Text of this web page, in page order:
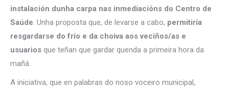
instalación dunha carpa nas inmediacións do Centro de
Saúde. Unha proposta que, de levarse a cabo, permitiría
resgardarse do frío e da choiva aos veciños/as e
usuarios que teñan que gardar quenda a primeira hora da
mañá.
A iniciativa, que en palabras do noso voceiro municipal,